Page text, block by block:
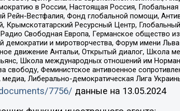
в России, Настоящая Россия,
Рейн-Вестфалия, Фонд глобальной помощи,
Крымскотатарский Ресурсный Центр,
Свободная Европа, Германское общество
и миротворчества, Форум имени
движение Антальи, Открытый диалог, Школа
Школа международных отношений им
Феминистское антивоенное
Либерально-демократическая Лига
7756/ данные на 13.05.2024